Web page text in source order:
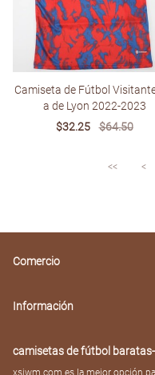
Camiseta de Fútbol
a de Lyon 2022-2023
Sale
$32.25
Regular
$64.50
<< <
Comercio
Información
camisetas de fútbol
xsjwm.com es la mejor opción